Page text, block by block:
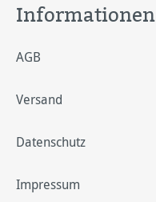
Informationen
AGB
Versand
Datenschutz
Impressum